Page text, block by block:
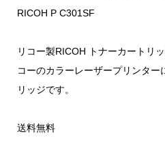
RICOH P C301SF
リコー製RICOH トナーカートリ
コーのカラーレーザープリンター
リッジです。
送料無料